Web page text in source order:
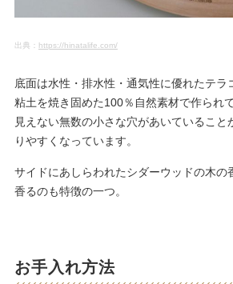
出典： https://hinatalife.com/
底面は水性・排水性・通気性に優れたテラ
粘土を焼き固めた100％自然素材で作られ
見えない無数の小さな穴があいていること
りやすくなっています。
サイドにあしらわれたシダーウッドの木の
香るのも特徴の一つ。
お手入れ方法